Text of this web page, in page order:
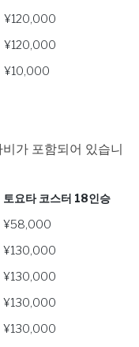
¥120,000
¥120,000
¥10,000
가 포함되어 있습니
토요타 코스터 18인승
토요타 코스터 18인승
¥58,000
¥130,000
¥130,000
¥130,000
¥130,000